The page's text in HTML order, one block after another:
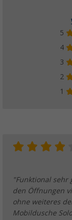
5
4
3
2
1
"Funktional
den Öffnungen
ohne weiteres
Mobildusche